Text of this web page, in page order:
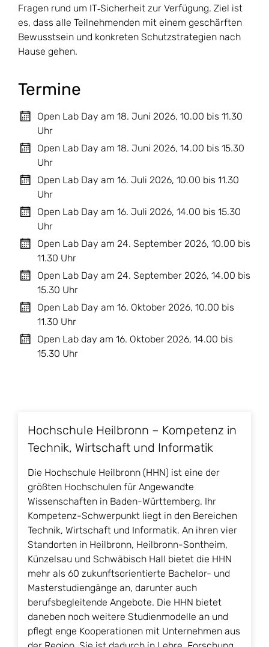
Fragen rund um IT‑Sicherheit zur Verfügung. Ziel ist
es, dass alle Teilnehmenden mit einem geschärften
Bewusstsein und konkreten Schutzstrategien nach
Hause gehen.
Termine
Open Lab Day am 18. Juni 2026, 10.00 bis 11.30
Uhr
Open Lab Day am 18. Juni 2026, 14.00 bis 15.30
Uhr
Open Lab Day am 16. Juli 2026, 10.00 bis 11.30
Uhr
Open Lab Day am 16. Juli 2026, 14.00 bis 15.30
Uhr
Open Lab Day am 24. September 2026, 10.00 bis
11.30 Uhr
Open Lab Day am 24. September 2026, 14.00 bis
15.30 Uhr
Open Lab Day am 16. Oktober 2026, 10.00 bis
11.30 Uhr
Open Lab day am 16. Oktober 2026, 14.00 bis
15.30 Uhr
Hochschule Heilbronn – Kompetenz in
Technik, Wirtschaft und Informatik
Die Hochschule Heilbronn (HHN) ist eine der
größten Hochschulen für Angewandte
Wissenschaften in Baden-Württemberg. Ihr
Kompetenz-Schwerpunkt liegt in den Bereichen
Technik, Wirtschaft und Informatik. An ihren vier
Standorten in Heilbronn, Heilbronn-Sontheim,
Künzelsau und Schwäbisch Hall bietet die HHN
mehr als 60 zukunftsorientierte Bachelor- und
Masterstudiengänge an, darunter auch
berufsbegleitende Angebote. Die HHN bietet
daneben noch weitere Studienmodelle an und
pflegt enge Kooperationen mit Unternehmen aus